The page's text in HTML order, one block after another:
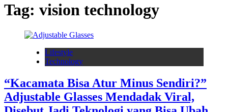
Tag: vision technology
Lifestyle
Technology
“Kacamata Bisa Atur Minus Sendiri?”
Adjustable Glasses Mendadak Viral,